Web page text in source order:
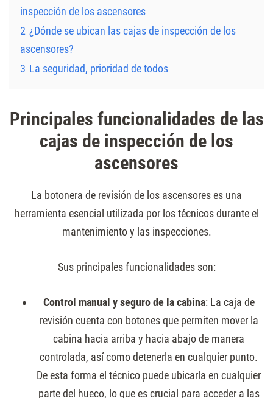
inspección de los ascensores
2 ¿Dónde se ubican las cajas de inspección de los
ascensores?
3 La seguridad, prioridad de todos
Principales funcionalidades de las
cajas de inspección de los
ascensores
La botonera de revisión de los ascensores es una
herramienta esencial utilizada por los técnicos durante el
mantenimiento y las inspecciones.
Sus principales funcionalidades son:
Control manual y seguro de la cabina: La caja de
revisión cuenta con botones que permiten mover la
cabina hacia arriba y hacia abajo de manera
controlada, así como detenerla en cualquier punto.
De esta forma el técnico puede ubicarla en cualquier
parte del hueco, lo que es crucial para acceder a las